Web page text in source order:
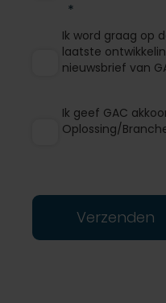
Ik word graag op
laatste
nieuwsbrief van
Ik geef GAC
Oplossing/
Verzenden